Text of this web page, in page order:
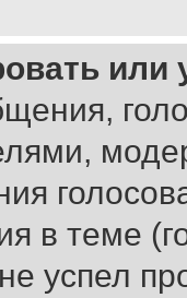
в теме
успел